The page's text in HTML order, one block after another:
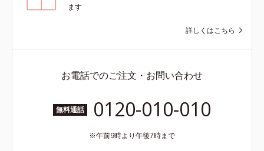
ます
詳しくはこちら
お電話でのご注文・お問い合わせ
無料通話 0120-010-010
午前9時より午後7時まで